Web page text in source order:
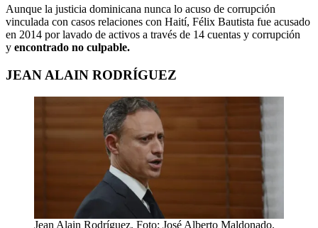
Aunque la justicia dominicana nunca lo acuso de corrupción
vinculada con casos relaciones con Haití, Félix Bautista fue acusado
en 2014 por lavado de activos a través de 14 cuentas y corrupción
y encontrado no culpable.
JEAN ALAIN RODRÍGUEZ
Jean Alain Rodríguez. Foto: José Alberto Maldonado.